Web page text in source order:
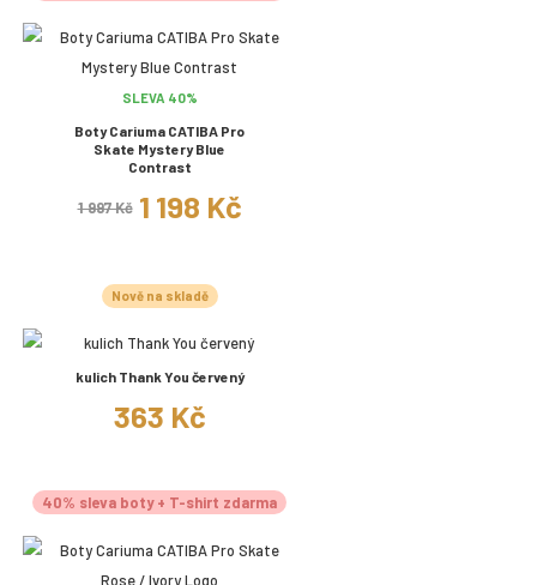
SLEVA 40%
Boty Cariuma CATIBA Pro
Skate Mystery Blue
Contrast
1 997 Kč 1 198 Kč
Nově na skladě
kulich Thank You červený
363 Kč
40% sleva boty + T-shirt zdarma